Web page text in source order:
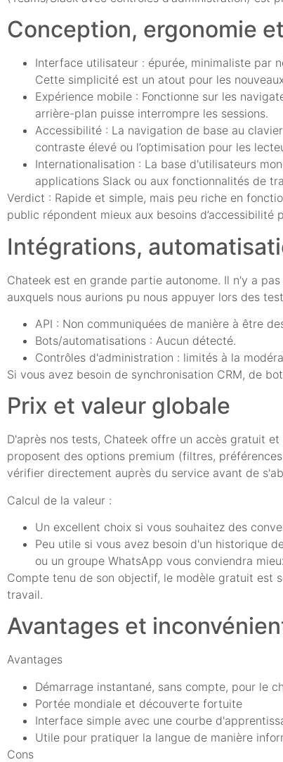
Conception, ergonomie
Interface utilisateur : épurée, minimaliste par
Cette simplicité est un atout pour les
Expérience mobile : Fonctionne sur les
arrière-plan puisse interrompre les sessions.
Accessibilité : La navigation de base au
contraste élevé ou l’optimisation pour les
Internationalisation : La base d'utilisateurs
applications Slack ou aux fonctionnalités de
Verdict : Rapide et simple, mais peu riche en
public répondent mieux aux besoins d’accessibilité
Intégrations,
Chateek est en grande partie autonome. Il n'y a
auxquels nous aurions pu nous appuyer lors des
API : Non communiquées de manière à être
Bots/automatisations : Aucun détecté.
Contrôles d'administration : limités à la
Si vous avez besoin de synchronisation CRM, de
Prix et valeur globale
D'après nos tests, Chateek offre un accès gratuit
proposent des options premium (filtres,
vérifier directement auprès du service avant de
Calcul de la valeur :
Un excellent choix si vous souhaitez des
Peu utile si vous avez besoin d'un historique
ou un groupe WhatsApp vous conviendra
Compte tenu de son objectif, le modèle gratuit est
travail.
Avantages et
Avantages
Démarrage instantané, sans compte, pour le
Portée mondiale et découverte fortuite
Interface simple avec une courbe
Utile pour pratiquer la langue de manière
Cons